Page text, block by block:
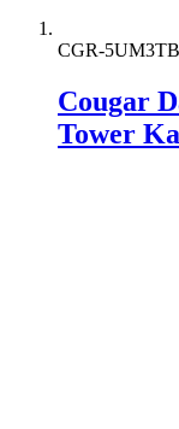
CGR-
Cougar
Tower